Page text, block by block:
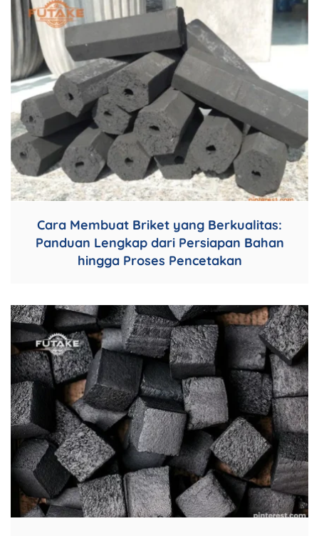
Cara Membuat Briket yang Berkualitas:
Panduan Lengkap dari Persiapan Bahan
hingga Proses Pencetakan